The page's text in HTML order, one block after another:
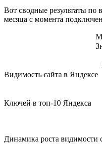
Вот сводные результаты по
месяца с момента
Видимость сайта в Яндексе
Ключей в топ-10 Яндекса
Динамика роста видимости